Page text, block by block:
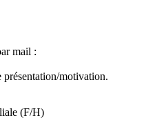
mail :
présentation/motivation.
(F/H)